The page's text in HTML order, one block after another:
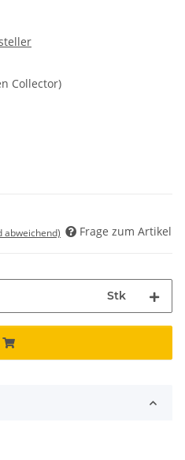
Collector)
abweichend) Frage zum Artikel
Stk